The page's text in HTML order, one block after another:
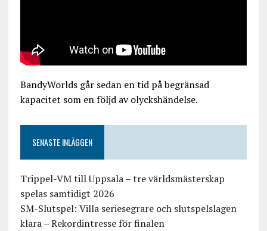
BandyWorlds går sedan en tid på begränsad
kapacitet som en följd av olyckshändelse.
SENASTE INLÄGGEN
Trippel-VM till Uppsala – tre världsmästerskap
spelas samtidigt 2026
SM-Slutspel: Villa seriesegrare och slutspelslagen
klara – Rekordintresse för finalen